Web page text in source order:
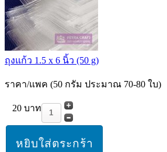
ถุงแก้ว 1.5 x 6 นิ้ว (50 g)
ราคา/แพค (50 กรัม ประมาณ 70-80 ใบ)
20 บาท